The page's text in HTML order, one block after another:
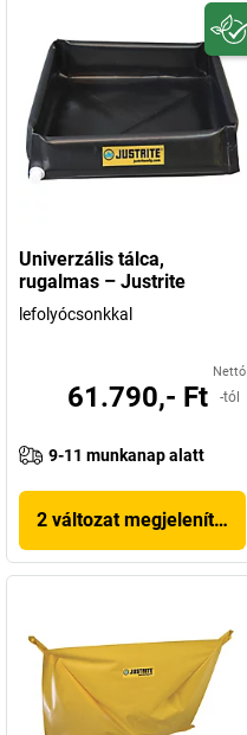
Univerzális tálca,
rugalmas – Justrite
lefolyócsonkkal
Nettó
61.790,- Ft -tól
9-11 munkanap alatt
2 változat megjelenítése